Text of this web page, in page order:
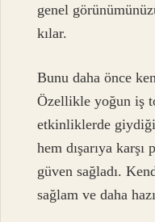
genel
kılar.
Bunu daha önce
Özellikle yoğun iş
etkinliklerde
hem dışarıya
güven sağladı.
sağlam ve daha